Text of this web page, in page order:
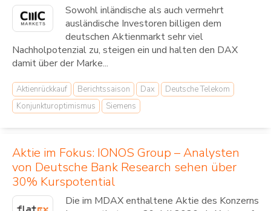
Sowohl inländische als auch vermehrt
ausländische Investoren billigen dem
deutschen Aktienmarkt sehr viel
Nachholpotenzial zu, steigen ein und halten den DAX
damit über der Marke...
Aktienrückkauf Berichtssaison Dax
Deutsche Telekom
Konjunkturoptimismus
Siemens
Aktie im Fokus: IONOS Group – Analysten
von Deutsche Bank Research sehen über
30% Kurspotential
Die im MDAX enthaltene Aktie des Konzerns